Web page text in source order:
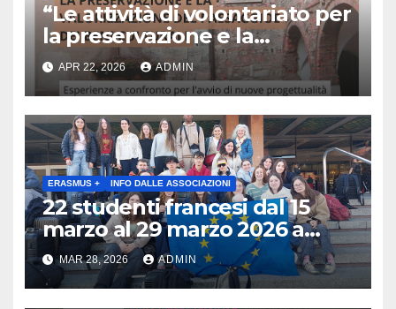
“Le attività di volontariato per
la preservazione e la
valorizzazione del paesaggio
e dei beni culturali
Esperienze a confronto per
l’avvio di nuove
progettualità – Sabato 2
maggio 2026 ore 10:30 Museo
archeologico di Gavardo (BS)
APR 22, 2026 ADMIN
ERASMUS + INFO DALLE ASSOCIAZIONI
22 studenti francesi dal 15
marzo al 29 marzo 2026 a
Brescia : Erasmus plus :
Arricchisce la vita, apre la
mente
MAR 28, 2026 ADMIN